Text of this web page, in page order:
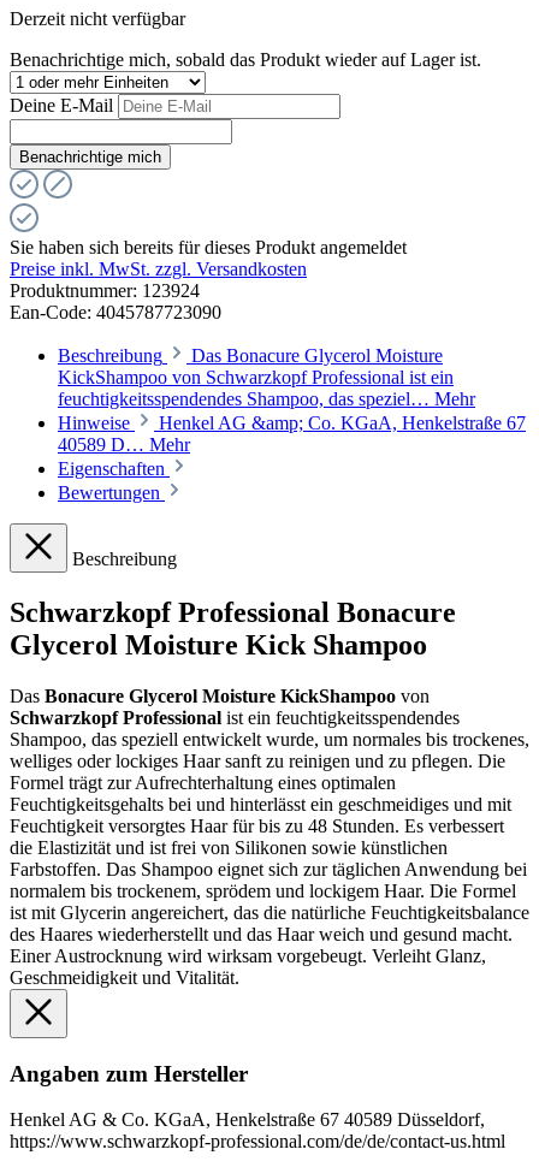
Derzeit nicht verfügbar
Benachrichtige mich, sobald das Produkt wieder auf Lager ist.
Deine E-Mail
Benachrichtige mich
Sie haben sich bereits für dieses Produkt angemeldet
Preise inkl. MwSt. zzgl. Versandkosten
Produktnummer: 123924
Ean-Code: 4045787723090
Beschreibung
Das Bonacure Glycerol Moisture
KickShampoo von Schwarzkopf Professional ist ein
feuchtigkeitsspendendes Shampoo, das speziel… Mehr
Hinweise
Henkel AG &amp; Co. KGaA, Henkelstraße 67
40589 D… Mehr
Eigenschaften
Bewertungen
Beschreibung
Schwarzkopf Professional Bonacure
Glycerol Moisture Kick Shampoo
Das Bonacure Glycerol Moisture KickShampoo von
Schwarzkopf Professional ist ein feuchtigkeitsspendendes
Shampoo, das speziell entwickelt wurde, um normales bis trockenes,
welliges oder lockiges Haar sanft zu reinigen und zu pflegen. Die
Formel trägt zur Aufrechterhaltung eines optimalen
Feuchtigkeitsgehalts bei und hinterlässt ein geschmeidiges und mit
Feuchtigkeit versorgtes Haar für bis zu 48 Stunden. Es verbessert
die Elastizität und ist frei von Silikonen sowie künstlichen
Farbstoffen. Das Shampoo eignet sich zur täglichen Anwendung bei
normalem bis trockenem, sprödem und lockigem Haar. Die Formel
ist mit Glycerin angereichert, das die natürliche Feuchtigkeitsbalance
des Haares wiederherstellt und das Haar weich und gesund macht.
Einer Austrocknung wird wirksam vorgebeugt. Verleiht Glanz,
Geschmeidigkeit und Vitalität.
Angaben zum Hersteller
Henkel AG & Co. KGaA, Henkelstraße 67 40589 Düsseldorf,
https://www.schwarzkopf-professional.com/de/de/contact-us.html